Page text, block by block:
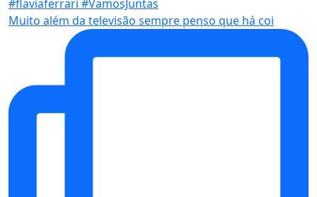
Muito além da televisão sempre penso que há coi